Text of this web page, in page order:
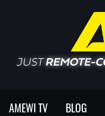
AMEWI TV BLOG